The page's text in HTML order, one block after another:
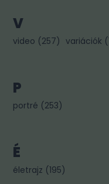
V
video (257) variációk (
P
portré (253)
É
életrajz (195)